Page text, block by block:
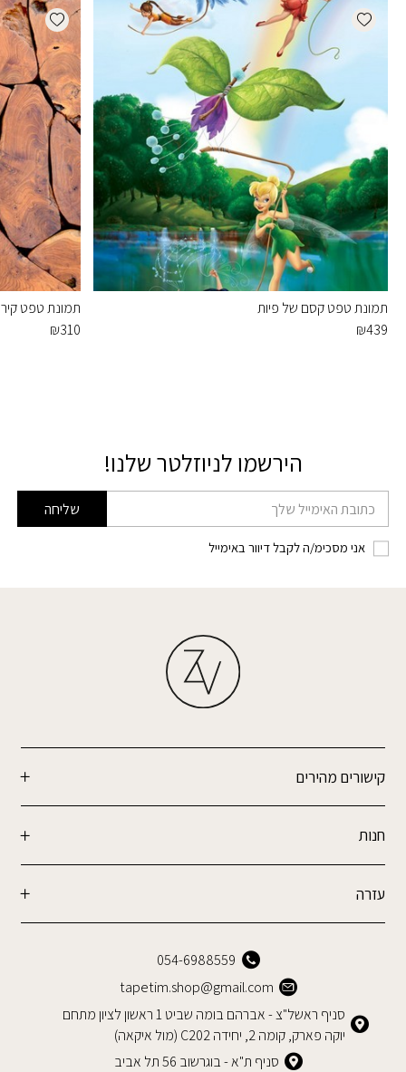
Add wishlist
תמונת טפט קסם של פיות
₪439
wishlist
תמונת טפט
₪310
הירשמו לניוזלטר שלנו!
דוא׳׳ל שליחה
אני מסכימ/ה לקבל דיוור באימייל
קישורים מהירים
חנות
עזרה
054-6988559
tapetim.shop@gmail.com
סניף ראשל"צ - אברהם בומה שביט 1 ראשון לציון מתחם
יוקה פארק, קומה 2, יחידה C202 (מול איקאה)
סניף ת"א - בוגרשוב 56 תל אביב